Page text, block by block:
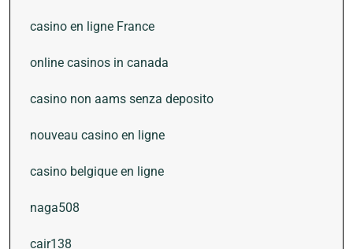
casino en ligne France
online casinos in canada
casino non aams senza deposito
nouveau casino en ligne
casino belgique en ligne
naga508
cair138